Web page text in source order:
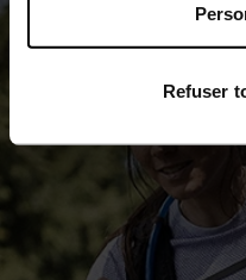
Refuser
0°
-5°
-10°